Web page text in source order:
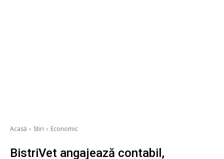
Acasă Stiri Economic
BistriVet angajează contabil,